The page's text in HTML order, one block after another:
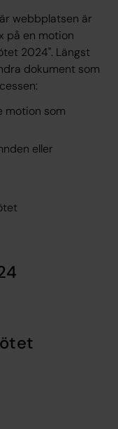
webbplatsen är
på en motion
2024". Längst
dokument som
motion som
eller